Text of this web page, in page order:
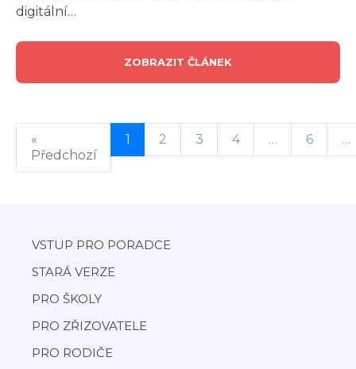
digitální…
ZOBRAZIT ČLÁNEK
«
Předchozí
1 2 3 4 … 6 …
VSTUP PRO PORADCE
STARÁ VERZE
PRO ŠKOLY
PRO ZŘIZOVATELE
PRO RODIČE